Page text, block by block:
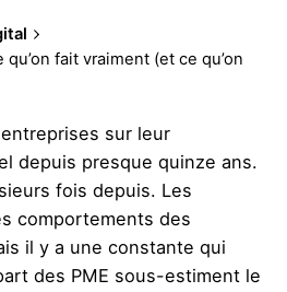
fait vraiment (et ce qu’on
sur leur
depuis presque quinze ans.
fois depuis. Les
comportements des
il y a une constante qui
des PME sous-estiment le